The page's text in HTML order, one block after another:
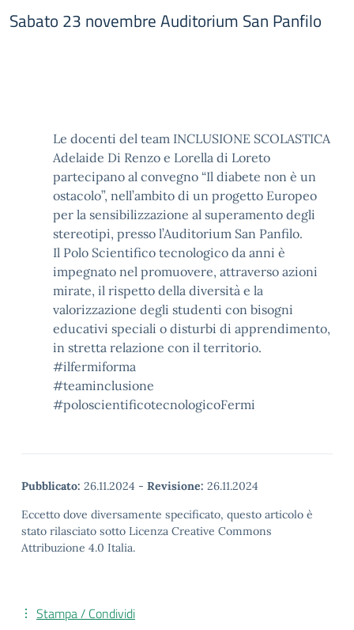
Sabato 23 novembre Auditorium San Panfilo
Le docenti del team INCLUSIONE SCOLASTICA
Adelaide Di Renzo e Lorella di Loreto
partecipano al convegno “Il diabete non è un
ostacolo”, nell’ambito di un progetto Europeo
per la sensibilizzazione al superamento degli
stereotipi, presso l’Auditorium San Panfilo.
Il Polo Scientifico tecnologico da anni è
impegnato nel promuovere, attraverso azioni
mirate, il rispetto della diversità e la
valorizzazione degli studenti con bisogni
educativi speciali o disturbi di apprendimento,
in stretta relazione con il territorio.
#ilfermiforma
#teaminclusione
#poloscientificotecnologicoFermi
Pubblicato: 26.11.2024 - Revisione: 26.11.2024
Eccetto dove diversamente specificato, questo articolo è
stato rilasciato sotto Licenza Creative Commons
Attribuzione 4.0 Italia.
Stampa / Condividi